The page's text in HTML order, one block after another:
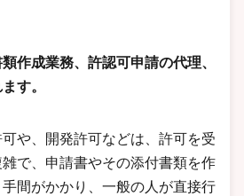
作成業務、許認可申請の代理、
す。
や、開発許可などは、許可を受
で、申請書やその添付書類を作
間がかかり、一般の人が直接行